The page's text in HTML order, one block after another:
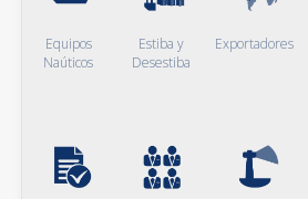
Equipos
Naúticos
Estiba y
Desestiba
Exportadores